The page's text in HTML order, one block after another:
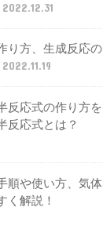
2022.12.31
り方、生成反応の
2022.11.19
反応式の作り方を
反応式とは？
順や使い方、気体
く解説！